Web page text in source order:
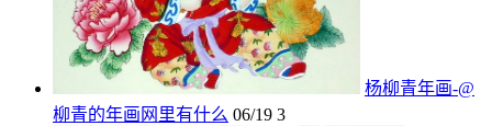
杨柳青年画-@
柳青的年画网里有什么 06/19 3